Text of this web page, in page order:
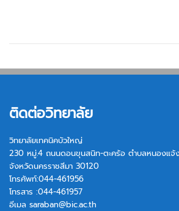
ติดต่อวิทยาลัย
วิทยาลัยเทคนิคบัวใหญ่
230 หมู่.4 ถนนดอนขุนสนิท-ตะคร้อ ตำบลหนองแจ้
จังหวัดนครราชสีมา 30120
โทรศัพท์:044-461956
โทรสาร :044-461957
อีเมล saraban@bic.ac.th